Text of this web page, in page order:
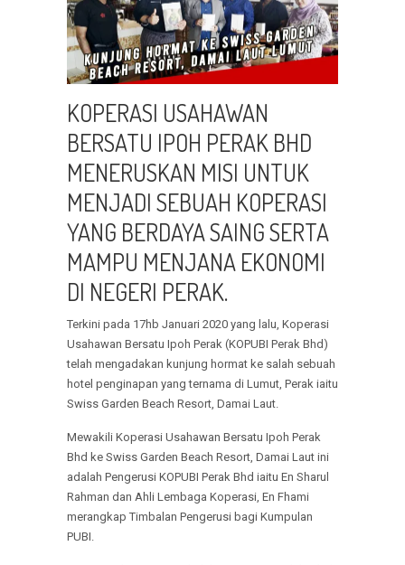
KOPERASI USAHAWAN
BERSATU IPOH PERAK BHD
MENERUSKAN MISI UNTUK
MENJADI SEBUAH KOPERASI
YANG BERDAYA SAING SERTA
MAMPU MENJANA EKONOMI
DI NEGERI PERAK.
Terkini pada 17hb Januari 2020 yang lalu, Koperasi
Usahawan Bersatu Ipoh Perak (KOPUBI Perak Bhd)
telah mengadakan kunjung hormat ke salah sebuah
hotel penginapan yang ternama di Lumut, Perak iaitu
Swiss Garden Beach Resort, Damai Laut.
Mewakili Koperasi Usahawan Bersatu Ipoh Perak
Bhd ke Swiss Garden Beach Resort, Damai Laut ini
adalah Pengerusi KOPUBI Perak Bhd iaitu En Sharul
Rahman dan Ahli Lembaga Koperasi, En Fhami
merangkap Timbalan Pengerusi bagi Kumpulan
PUBI.